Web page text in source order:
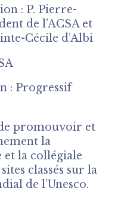
: P. Pierre-
de l’ACSA et
Cécile d’Albi
: Progressif
de promouvoir et
la
et la collégiale
classés sur la
de l’Unesco.